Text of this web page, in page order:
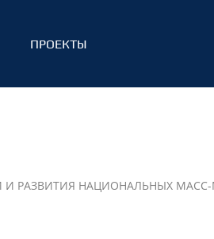
ПРОЕКТЫ
РАЗВИТИЯ НАЦИОНАЛЬНЫХ МАСС-